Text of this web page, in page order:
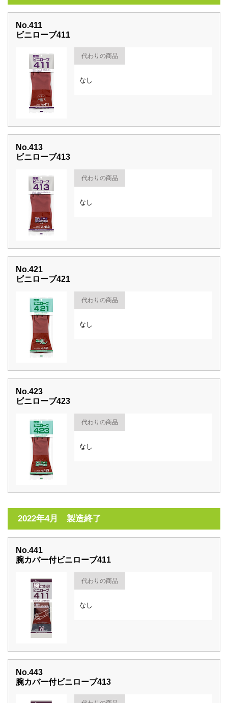
No.411
ビニローブ411
代わりの商品
なし
No.413
ビニローブ413
代わりの商品
なし
No.421
ビニローブ421
代わりの商品
なし
No.423
ビニローブ423
代わりの商品
なし
2022年4月 製造終了
No.441
腕カバー付ビニローブ411
代わりの商品
なし
No.443
腕カバー付ビニローブ413